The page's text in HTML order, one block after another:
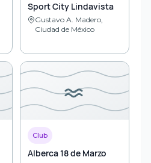
Sport City Lindavista
Gustavo A. Madero,
Ciudad de México
Club
Alberca 18 de Marzo